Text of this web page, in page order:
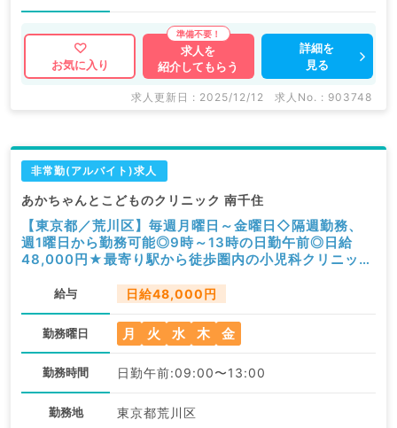
お気に入り
求人を
紹介してもらう
詳細を
見る
求人更新日 : 2025/12/12 求人No. : 903748
非常勤(アルバイト)求人
あかちゃんとこどものクリニック 南千住
【東京都／荒川区】毎週月曜日～金曜日◇隔週勤務、
週1曜日から勤務可能◎9時～13時の日勤午前◎日給
48,000円★最寄り駅から徒歩圏内の小児科クリニック
非常勤）
給与 日給48,000円
勤務曜日 月 火 水 木 金
勤務時間 日勤午前:09:00〜13:00
勤務地 東京都荒川区